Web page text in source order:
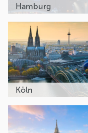
Hamburg
Köln